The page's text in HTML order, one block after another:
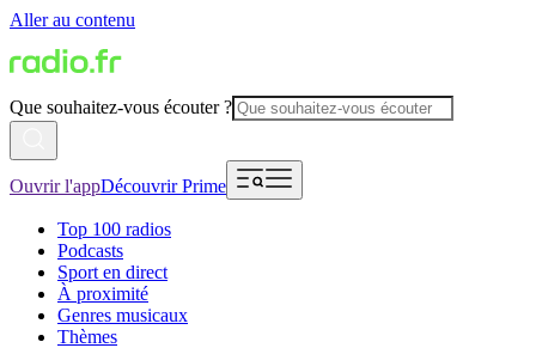
Aller au contenu
Que souhaitez-vous écouter ?
Ouvrir l'appDécouvrir Prime
Top 100 radios
Podcasts
Sport en direct
À proximité
Genres musicaux
Thèmes